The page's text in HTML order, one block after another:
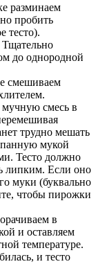
разминаем
пробить
тесто).
Тщательно
до однородной
смешиваем
смесь в
трудно мешать
мукой
Тесто должно
липким. Если оно
муки (буквально
чтобы пирожки
в
и оставляем
температуре.
и тесто